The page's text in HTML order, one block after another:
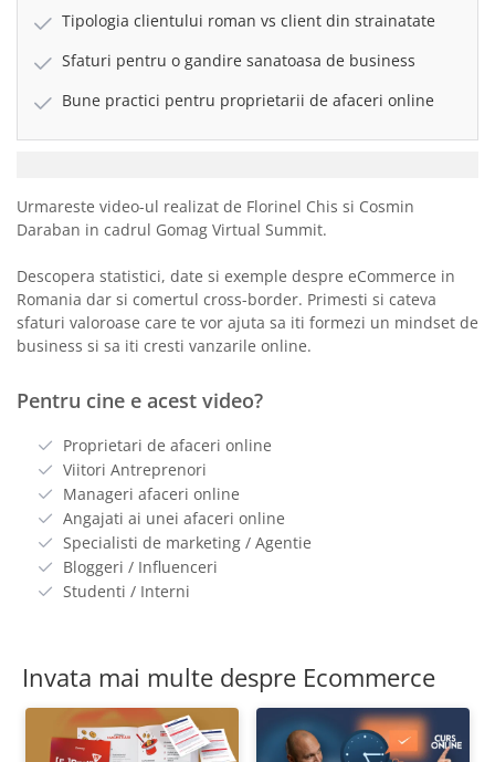
Tipologia clientului roman vs client din strainatate
Sfaturi pentru o gandire sanatoasa de business
Bune practici pentru proprietarii de afaceri online
Urmareste video-ul realizat de Florinel Chis si Cosmin
Daraban in cadrul Gomag Virtual Summit.
Descopera statistici, date si exemple despre eCommerce in
Romania dar si comertul cross-border. Primesti si cateva
sfaturi valoroase care te vor ajuta sa iti formezi un mindset de
business si sa iti cresti vanzarile online.
Pentru cine e acest video?
Proprietari de afaceri online
Viitori Antreprenori
Manageri afaceri online
Angajati ai unei afaceri online
Specialisti de marketing / Agentie
Bloggeri / Influenceri
Studenti / Interni
Invata mai multe despre Ecommerce